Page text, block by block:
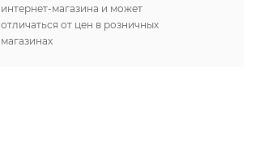
интернет-магазина и может
отличаться от цен в розничных
магазинах